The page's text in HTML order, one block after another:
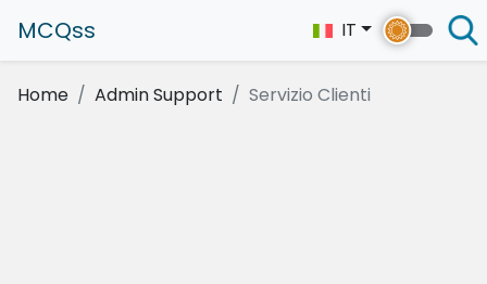
MCQss IT
Home Admin Support Servizio Clienti